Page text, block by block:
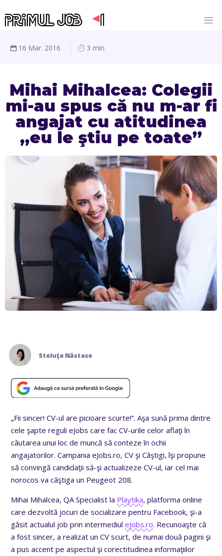
16 Mar. 2016 3 min
Mihai Mihalcea: Colegii
mi-au spus că nu m-ar fi
angajat cu atitudinea
„eu le ştiu pe toate”
Steluţa Năstase
„Fii sincer! CV-ul are picioare scurte!”. Aşa sună prima dintre
cele şapte reguli eJobs care fac CV-urile celor aflaţi în
căutarea unui loc de muncă să conteze în ochii
angajatorilor. Campania eJobs.ro, CV şi Câştigi, îşi propune
să convingă candidaţii să-şi actualizeze CV-ul, iar cel mai
norocos va câştiga un Peugeot 208.
Mihai Mihalcea, QA Specialist la Playtika, platforma online
care dezvoltă jocuri de socializare pentru Facebook, şi-a
găsit actualul job prin intermediuleJobs.ro. Recunoaşte că
a fost sincer, a realizat un CV scurt, de numai două pagini şi
a pus accent pe aspectul şi corectitudinea informaţiilor